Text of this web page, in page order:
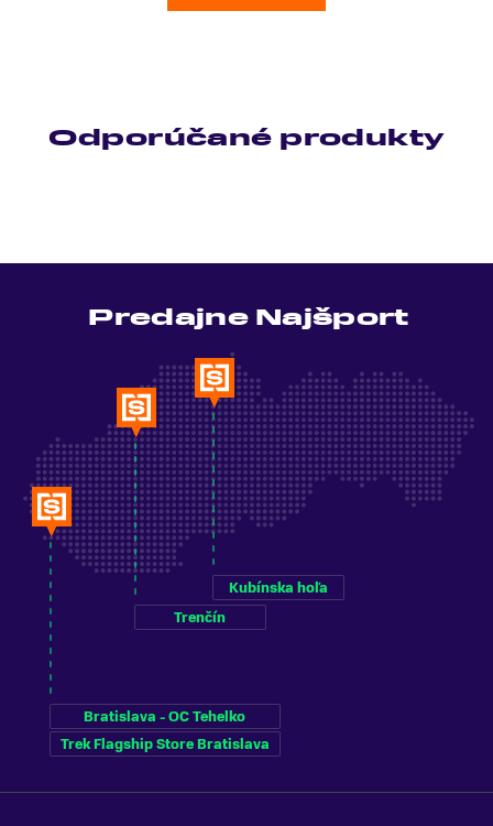
Odporúčané produkty
Predajne Najšport
Bratislava - OC Tehelko
Trek Flagship Store Bratislava
Trenčín
Kubínska hoľa